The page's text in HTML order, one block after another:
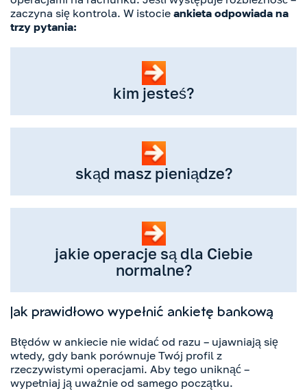
zaczyna się kontrola. W istocie ankieta odpowiada na
trzy pytania:
kim jesteś?
skąd masz pieniądze?
jakie operacje są dla Ciebie
normalne?
Jak prawidłowo wypełnić ankietę bankową
Błędów w ankiecie nie widać od razu – ujawniają się
wtedy, gdy bank porównuje Twój profil z
rzeczywistymi operacjami. Aby tego uniknąć –
wypełniaj ją uważnie od samego początku.